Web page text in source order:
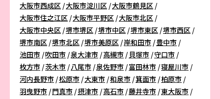
大阪市西成区 大阪市淀川区 大阪市鶴見区
大阪市住之江区 大阪市平野区 大阪市北区
大阪市中央区 堺市堺区 堺市中区 堺市東区 堺市西区
堺市南区 堺市北区 堺市美原区 岸和田市 豊中市
池田市 吹田市 泉大津市 高槻市 貝塚市 守口市
枚方市 茨木市 八尾市 泉佐野市 富田林市 寝屋川市
河内長野市 松原市 大東市 和泉市 箕面市 柏原市
羽曳野市 門真市 摂津市 高石市 藤井寺市 東大阪市